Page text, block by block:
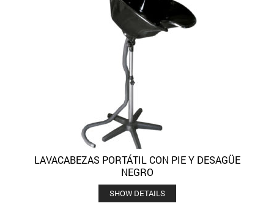
LAVACABEZAS PORTÁTIL CON PIE Y DESAGÜE
NEGRO
SHOW DETAILS